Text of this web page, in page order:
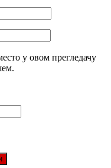
у овом прегледачу